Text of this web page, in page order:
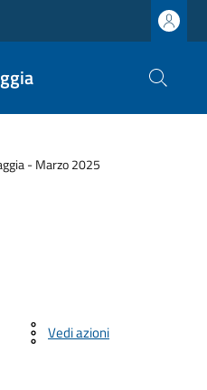
- Marzo 2025
Vedi azioni